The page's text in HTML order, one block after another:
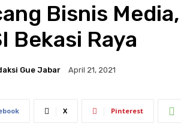
Bisnis
Bekasi Raya
Gue Jabar April 21, 2021
X Pinterest